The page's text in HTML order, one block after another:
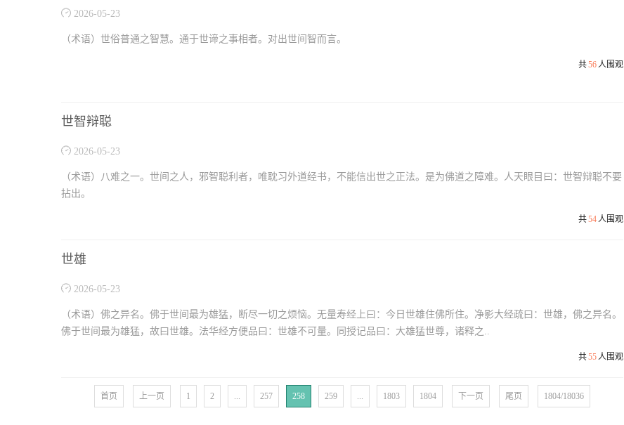
2026-05-23
（术语）世俗普通之智慧。通于世谛之事相者。对出世间智而言。
共56人围观
世智辩聪
2026-05-23
（术语）八难之一。世间之人，邪智聪利者，唯耽习外道经书，不能信出世之正法。是为佛道之障难。人天眼目曰：世智辩聪不要
拈出。
共54人围观
世雄
2026-05-23
（术语）佛之异名。佛于世间最为雄猛，断尽一切之烦恼。无量寿经上曰：今日世雄住佛所住。净影大经疏曰：世雄，佛之异名。
佛于世间最为雄猛，故曰世雄。法华经方便品曰：世雄不可量。同授记品曰：大雄猛世尊，诸释之..
共55人围观
首页 上一页 1 2 ... 257 258 259 ... 1803 1804 下一页 尾页 1804/18036